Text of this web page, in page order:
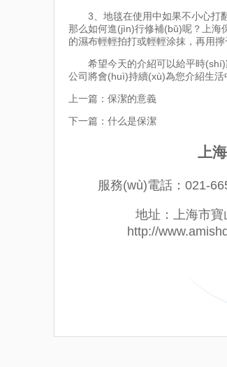
3、地毯在使用中如果不小心打翻
那么如何進(jìn)行修補(bǔ)呢？上
的濕布輕輕拍打或輕輕涂抹，再用
希望今天的介紹可以給平時(shí)家
公司將會(huì)持續(xù)為您介紹生活中
上一篇： 保潔的意義
下一篇： 什么是保潔
上
服務(wù)電話：021-
地址：上海市寶
http://